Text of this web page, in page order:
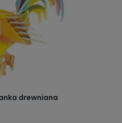
drewniana